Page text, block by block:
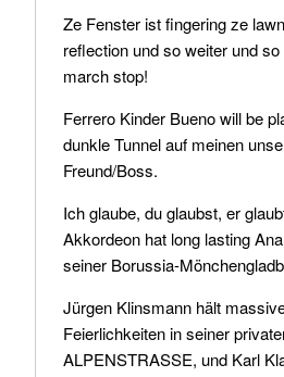
Ze Fenster ist fingering ze
reflection und so weiter und
march stop!
Ferrero Kinder Bueno will be
dunkle Tunnel auf meinen
Freund/Boss.
Ich glaube, du glaubst, er
Akkordeon hat long lasting
seiner Borussia-
Jürgen Klinsmann hält
Feierlichkeiten in seiner
ALPENSTRASSE, und Karl